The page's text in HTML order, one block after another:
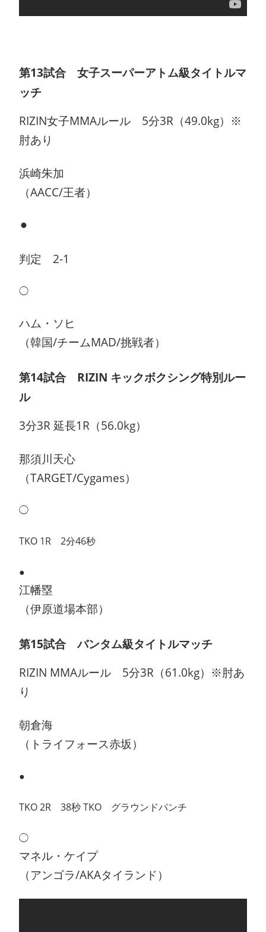
第13試合 女子スーパーアトム級タイトルマ
ッチ
RIZIN女子MMAルール 5分3R（49.0kg）※
肘あり
浜崎朱加
（AACC/王者）
⚫︎
判定 2-1
◯
ハム・ソヒ
（韓国/チームMAD/挑戦者）
第14試合 RIZIN キックボクシング特別ルー
ル
3分3R 延長1R（56.0kg）
那須川天心
（TARGET/Cygames）
◯
TKO 1R 2分46秒
●
江幡塁
（伊原道場本部）
第15試合 バンタム級タイトルマッチ
RIZIN MMAルール 5分3R（61.0kg）※肘あ
り
朝倉海
（トライフォース赤坂）
●
TKO 2R 38秒 TKO グラウンドパンチ
◯
マネル・ケイプ
（アンゴラ/AKAタイランド）